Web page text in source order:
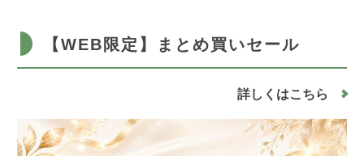
【WEB限定】まとめ買いセール
詳しくはこちら